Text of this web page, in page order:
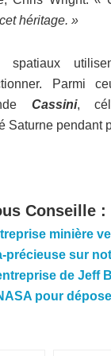
héritage. »
spatiaux
Parmi
Cassini,
Saturne pendant
Conseille :
minière
précieuse sur
de Jeff
pour